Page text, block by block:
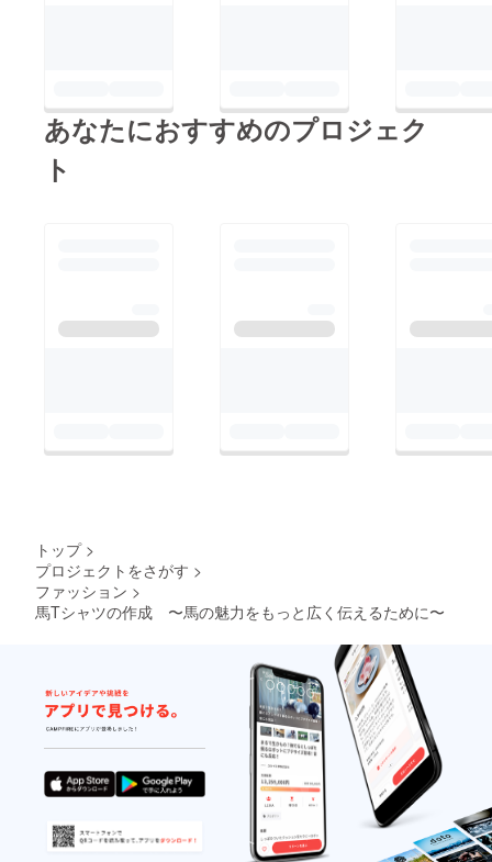
12000
ワッペン貼り付
外し/取り付
8000
ワッペン送料
3000
ワッペン貼り付
メッセージカー
ド作成 200×枚
数
メッセージカー
ド送料 63×枚
梱包材 4000
あなたにおすすめのプロジェク
ト
トップ >
プロジェクトをさがす >
ファッション >
馬Tシャツの作成 〜馬の魅力をもっと広く伝えるために〜